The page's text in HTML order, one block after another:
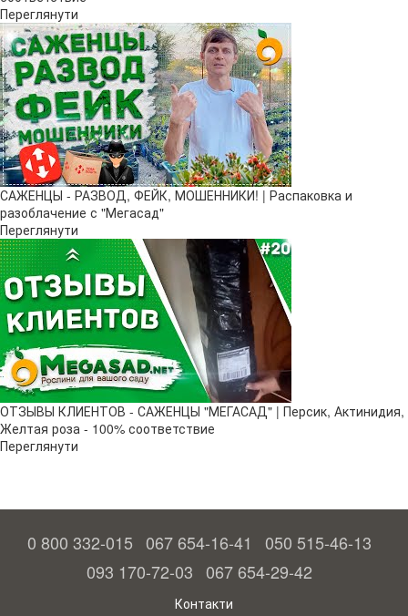
Переглянути
САЖЕНЦЫ - РАЗВОД, ФЕЙК, МОШЕННИКИ! | Распаковка и
разоблачение с "Мегасад"
Переглянути
ОТЗЫВЫ КЛИЕНТОВ - САЖЕНЦЫ "МЕГАСАД" | Персик, Актинидия,
Желтая роза - 100% соответствие
Переглянути
0 800 332-015 067 654-16-41
050 515-46-13
093 170-72-03 067 654-29-42
Контакти